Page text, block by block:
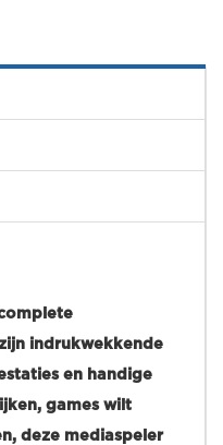
indrukwekkende
en handige
games wilt
deze mediaspeler